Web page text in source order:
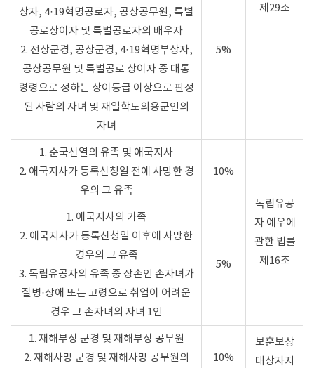
제29조
상자, 4·19혁명공로자, 공상공무원, 특별
공로상이자 및 특별공로자의 배우자
2. 전상군경, 공상군경, 4·19혁명부상자,
공상공무원 및 특별공로 상이자 중 대통
령령으로 정하는 상이등급 이상으로 판정
된 사람의 자녀 및 재일학도의용군인의
자녀
5%
1. 순국선열의 유족 및 애국지사
2. 애국지사가 등록신청일 전에 사망한 경
우의 그 유족
10%
독립유공
자 예우에
관한 법률
제16조
1. 애국지사의 가족
2. 애국지사가 등록신청일 이후에 사망한
경우의 그 유족
3. 독립유공자의 유족 중 장손인 손자녀가
질병·장애 또는 고령으로 취업이 어려운
경우 그 손자녀의 자녀 1인
5%
1. 재해부상 군경 및 재해부상 공무원
2. 재해사망 군경 및 재해사망 공무원의
10%
보훈보상
대상자지